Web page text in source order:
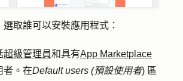
取誰可以安裝應用程式：
超級管理員和具有App Marketplace
者。在Default users (預設使用者) 區